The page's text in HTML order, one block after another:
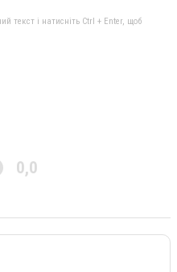
текст і натисніть Ctrl + Enter, щоб
0,0